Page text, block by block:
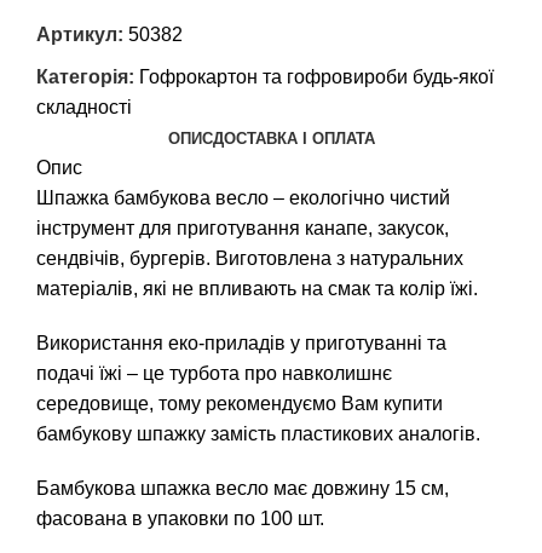
Артикул: 50382
Категорія: Гофрокартон та гофровироби будь-якої
складності
ОПИСДОСТАВКА І ОПЛАТА
Опис
Шпажка бамбукова весло – екологічно чистий
інструмент для приготування канапе, закусок,
сендвічів, бургерів. Виготовлена з натуральних
матеріалів, які не впливають на смак та колір їжі.
Використання еко-приладів у приготуванні та
подачі їжі – це турбота про навколишнє
середовище, тому рекомендуємо Вам купити
бамбукову шпажку замість пластикових аналогів.
Бамбукова шпажка весло має довжину 15 см,
фасована в упаковки по 100 шт.